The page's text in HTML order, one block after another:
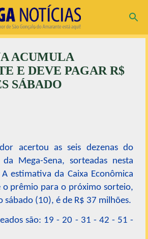
o conteúdo principal
ACUMULA
E DEVE PAGAR R$
SÁBADO
acertou as seis dezenas do
Mega-Sena, sorteadas nesta
estimativa da Caixa Econômica
o prêmio para o próximo sorteio,
sábado (10), é de R$ 37 milhões.
são: 19 - 20 - 31 - 42 - 51 -